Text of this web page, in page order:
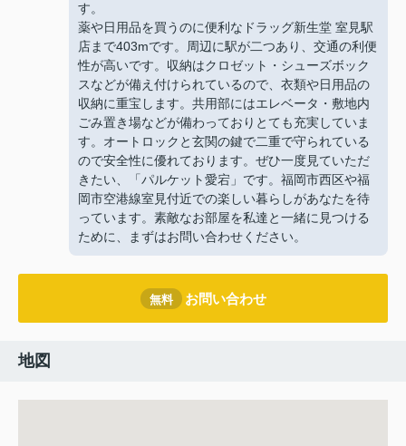
す。
薬や日用品を買うのに便利なドラッグ新生堂 室見駅
店まで403mです。周辺に駅が二つあり、交通の利便
性が高いです。収納はクロゼット・シューズボック
スなどが備え付けられているので、衣類や日用品の
収納に重宝します。共用部にはエレベータ・敷地内
ごみ置き場などが備わっておりとても充実していま
す。オートロックと玄関の鍵で二重で守られている
ので安全性に優れております。ぜひ一度見ていただ
きたい、「パルケット愛宕」です。福岡市西区や福
岡市空港線室見付近での楽しい暮らしがあなたを待
っています。素敵なお部屋を私達と一緒に見つける
ために、まずはお問い合わせください。
無料 お問い合わせ
地図